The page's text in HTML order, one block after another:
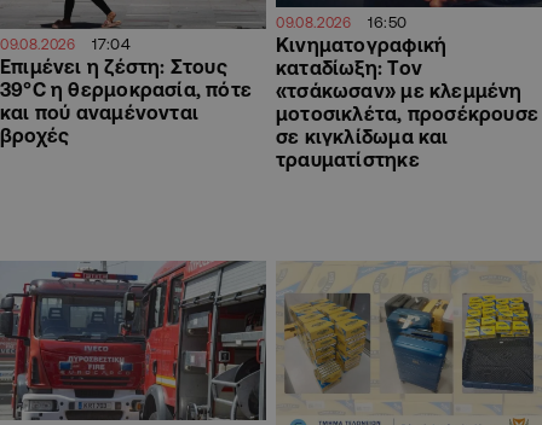
09.08.2026 17:04
Επιμένει η ζέστη: Στους
39°C η θερμοκρασία, πότε
και πού αναμένονται
βροχές
09.08.2026 16:50
Κινηματογραφική
καταδίωξη: Τον
«τσάκωσαν» με κλεμμένη
μοτοσικλέτα, προσέκρουσε
σε κιγκλίδωμα και
τραυματίστηκε